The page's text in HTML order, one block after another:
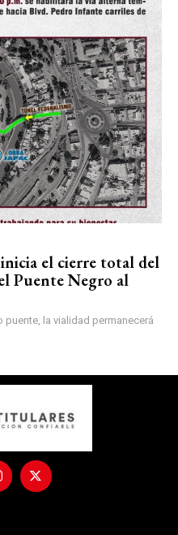
el cierre total del
Puente Negro al
la vialidad permanecerá